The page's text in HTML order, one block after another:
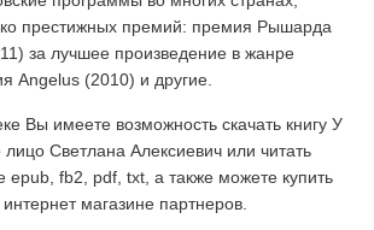
престижных премий: премия Рышарда
за лучшее произведение в жанре
Angelus (2010) и другие.
Вы имеете возможность скачать книгу У
Светлана Алексиевич или читать
fb2, pdf, txt, а также можете купить
магазине партнеров.